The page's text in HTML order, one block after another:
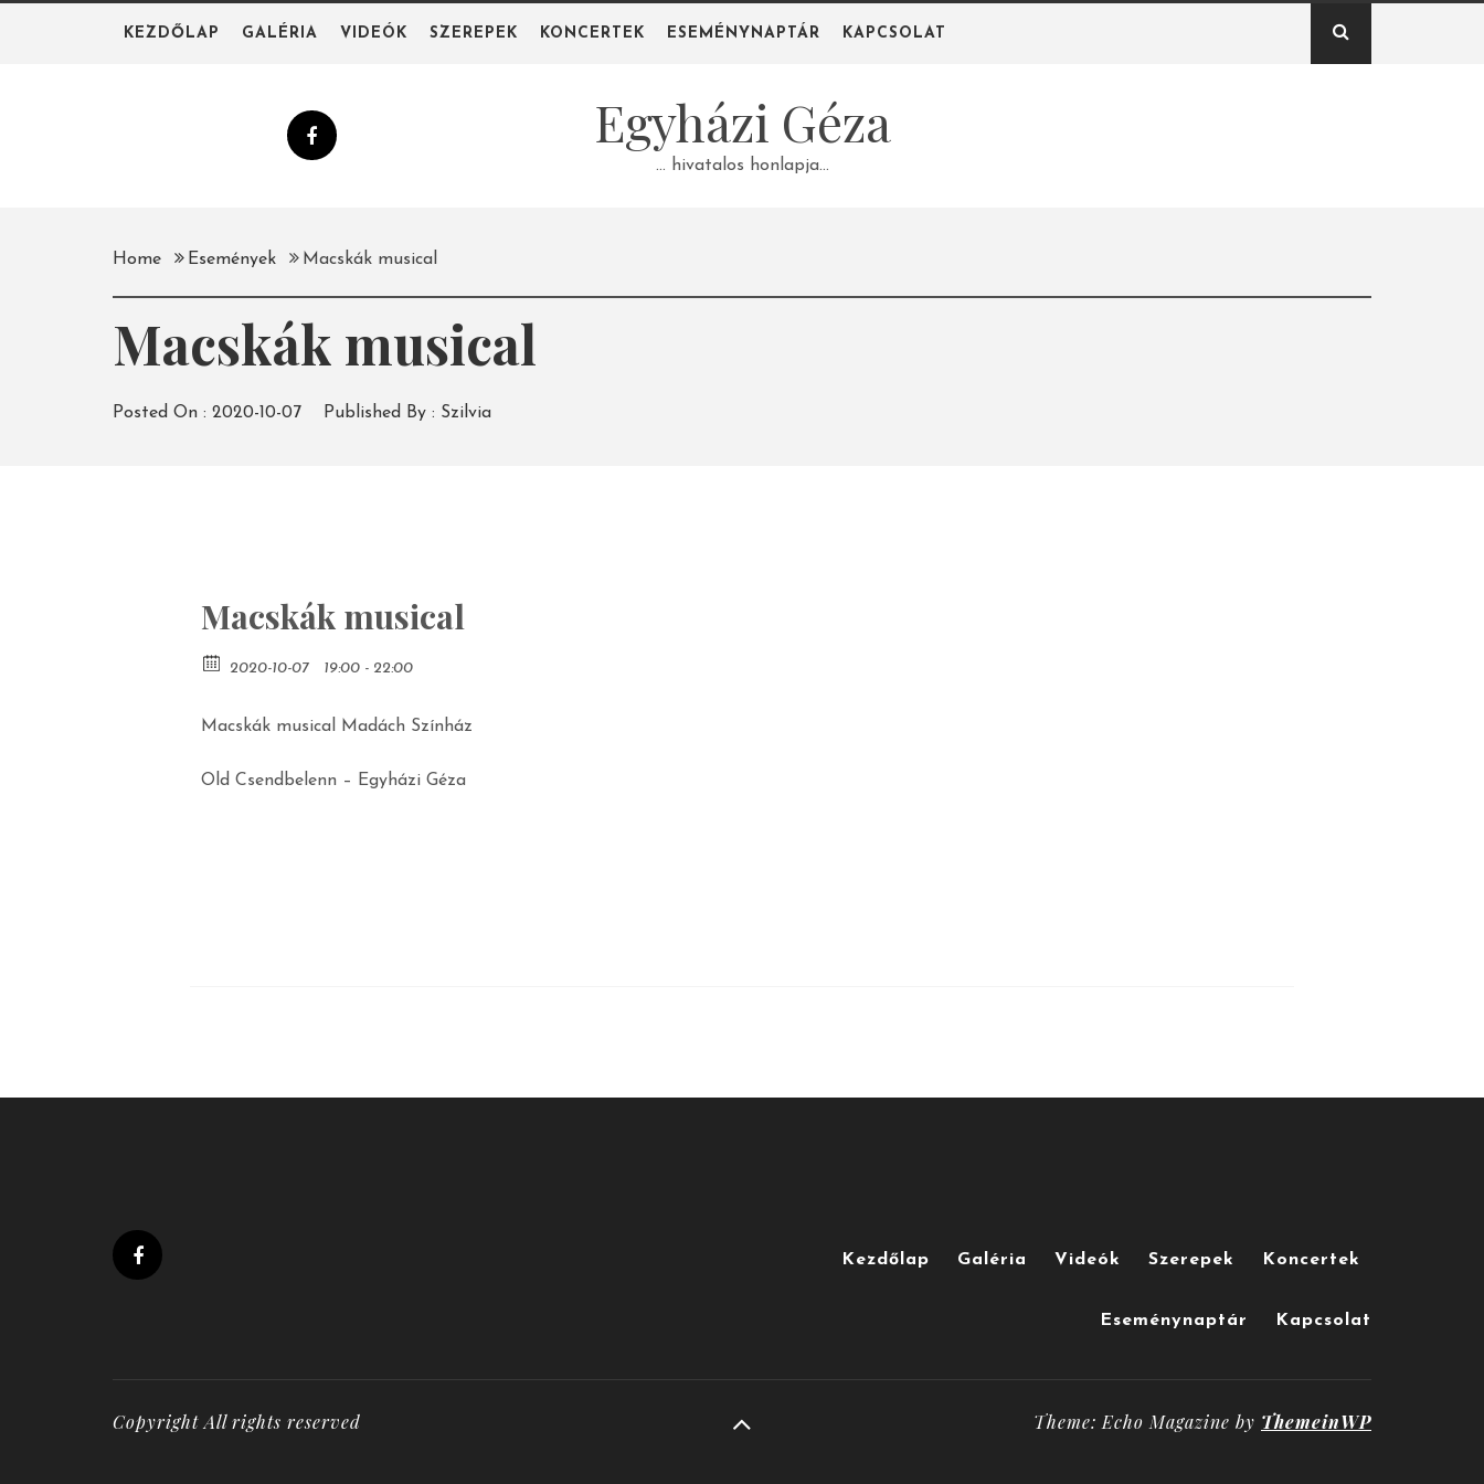
KEZDŐLAP GALÉRIA VIDEÓK SZEREPEK KONCERTEK ESEMÉNYNAPTÁR KAPCSOLAT
Egyházi Géza
… hivatalos honlapja…
Home Események Macskák musical
Macskák musical
Posted On : 2020-10-07 Published By : Szilvia
Macskák musical
2020-10-07 19:00 - 22:00
Macskák musical Madách Színház
Old Csendbelenn – Egyházi Géza
Kezdőlap Galéria Videók Szerepek Koncertek
Eseménynaptár Kapcsolat
Copyright All rights reserved Theme: Echo Magazine by ThemeinWP